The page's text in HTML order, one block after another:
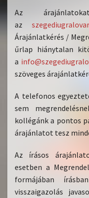
Az
az
Árajánlatkérés /
űrlap hiánytalan
a
szöveges
A telefonos
sem
kollégánk a pontos
árajánlatot tesz
Az írásos
esetben a
formájában
visszaigazolás